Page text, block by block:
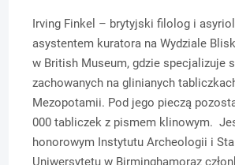
Irving Finkel – brytyjski filolog i
asystentem kuratora na Wydziale
w British Museum, gdzie specjalizuje
zachowanych na glinianych
Mezopotamii. Pod jego pieczą
000 tabliczek z pismem klinowym.
honorowym Instytutu Archeologii i
Uniwersytetu w Birminghamoraz